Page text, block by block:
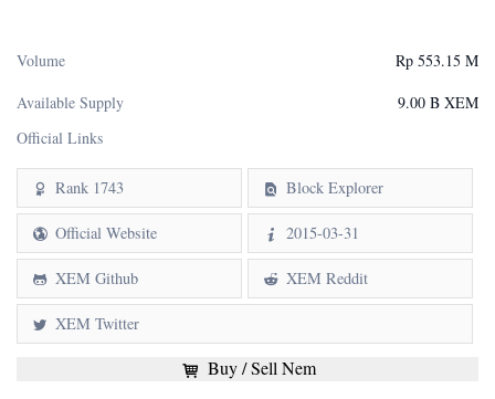
Volume
Rp 553.15 M
Available Supply
9.00 B XEM
Official Links
Rank 1743 Block Explorer
Official Website 2015-03-31
XEM Github XEM Reddit
XEM Twitter
Buy / Sell Nem